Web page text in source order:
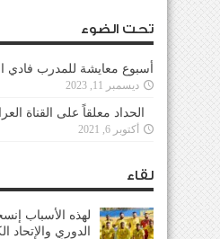
تحت الضوء
أسبوع معايشة للمدرب فادي
ديسمبر 11, 2023
الحداد معلقاً على القناة
أكتوبر 6, 2021
لقاء
لهذه الأسباب
الدوري والإتحاد